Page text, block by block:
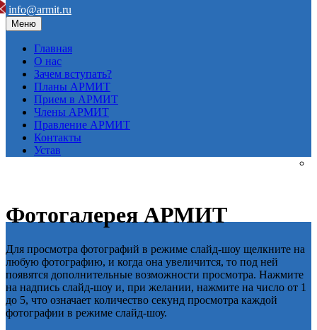
info@armit.ru
Меню
Главная
О нас
Зачем вступать?
Планы АРМИТ
Прием в АРМИТ
Члены АРМИТ
Правление АРМИТ
Контакты
Устав
Фотогалерея АРМИТ
Для просмотра фотографий в режиме слайд-шоу щелкните на
любую фотографию, и когда она увеличится, то под ней
появятся дополнительные возможности просмотра. Нажмите
на надпись слайд-шоу и, при желании, нажмите на число от 1
до 5, что означает количество секунд просмотра каждой
фотографии в режиме слайд-шоу.